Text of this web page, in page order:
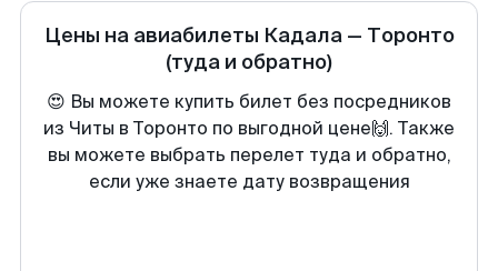
Цены на авиабилеты Кадала— Торонто
(туда и обратно)
😍 Вы можете купить билет без посредников
из Читы в Торонто по выгодной цене🙌. Также
вы можете выбрать перелет туда и обратно,
если уже знаете дату возвращения